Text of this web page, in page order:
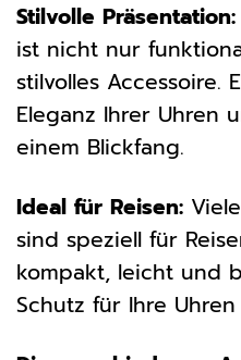
Stilvolle Präsentation:
ist nicht nur
stilvolles Accessoire.
Eleganz Ihrer Uhren
einem Blickfang.
Ideal für Reisen:
sind speziell für
kompakt, leicht und
Schutz für Ihre